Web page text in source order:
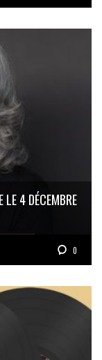
LE 4 DÉCEMBRE
0